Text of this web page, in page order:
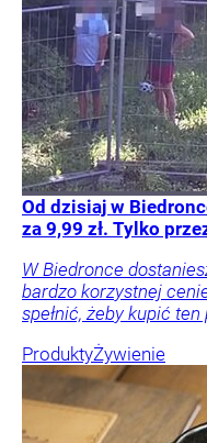
Od dzisiaj w
za 9,99 zł. Tylko
W Biedronce
bardzo korzystnej
spełnić, żeby kupić
ProduktyŻywienie